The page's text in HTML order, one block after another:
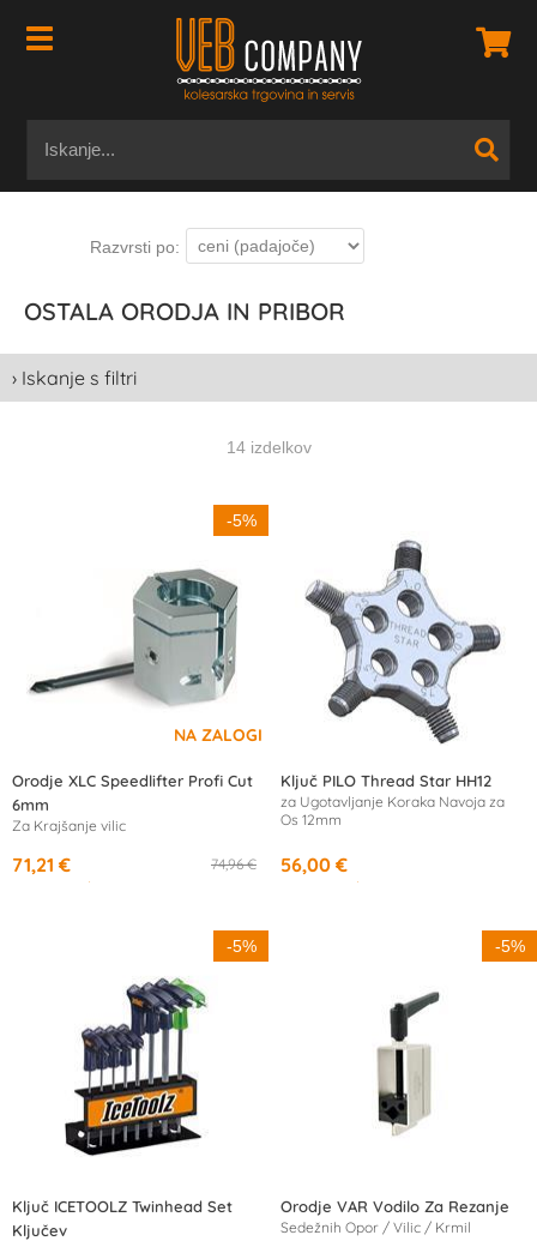
OSTALA ORODJA IN PRIBOR
› Iskanje s filtri
14 izdelkov
-5%
Orodje XLC Speedlifter Profi Cut
6mm
Za Krajšanje vilic
74,96 €
71,21 €
/mesec
Ključ PILO Thread Star HH12
za Ugotavljanje Koraka Navoja za
Os 12mm
56,00 €
/mesec
-5%
Ključ ICETOOLZ Twinhead Set
Ključev
-5%
Orodje VAR Vodilo Za Rezanje
Sedežnih Opor / Vilic / Krmil